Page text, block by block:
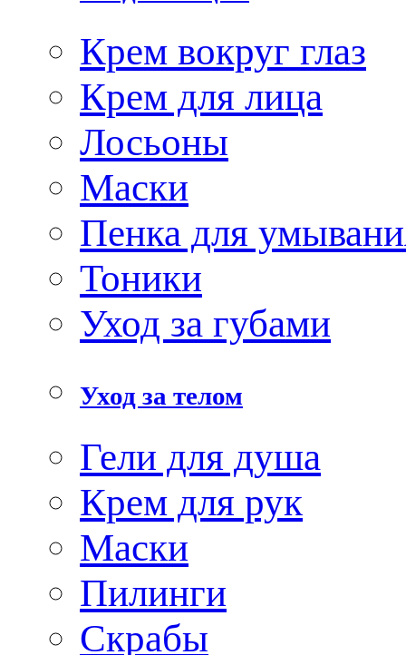
Крем вокруг глаз
Крем для лица
Лосьоны
Маски
Пенка для
Тоники
Уход за губами
Уход за телом
Гели для душа
Крем для рук
Маски
Пилинги
Скрабы